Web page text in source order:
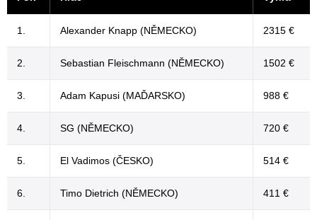
1. Alexander Knapp (NĚMECKO) 2315 €
2. Sebastian Fleischmann (NĚMECKO) 1502 €
3. Adam Kapusi (MAĎARSKO) 988 €
4. SG (NĚMECKO) 720 €
5. El Vadimos (ČESKO) 514 €
6. Timo Dietrich (NĚMECKO) 411 €